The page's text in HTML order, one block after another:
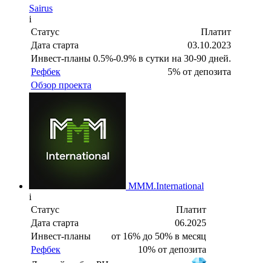
Sairus
i
Статус
Платит
Дата старта
03.10.2023
Инвест-планы 0.5%-0.9% в сутки на 30-90 дней.
Рефбек
5% от депозита
Обзор проекта
MMM.International
i
Статус
Платит
Дата старта
06.2025
Инвест-планы
от 16% до 50% в месяц
Рефбек
10% от депозита